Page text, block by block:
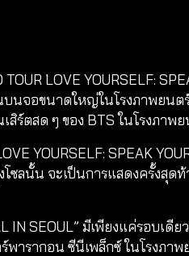
`LOVE YOURSELF:
จอขนาดใหญ่ในโรงภาพยนตร์
ร์ตสด ๆ ของ BTS ในโรงภาพ
YOURSELF: SPEAK
ลนั้น จะเป็นการแสดงครั้งสุด
IN SEOUL” มีเพียงแค่รอบเ
พารากอน ซีนีเพล็กซ์ ในโรงภา